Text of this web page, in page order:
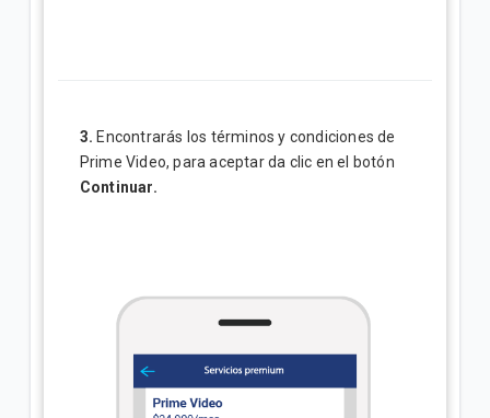
3. Encontrarás los términos y condiciones de
Prime Video, para aceptar da clic en el botón
Continuar.